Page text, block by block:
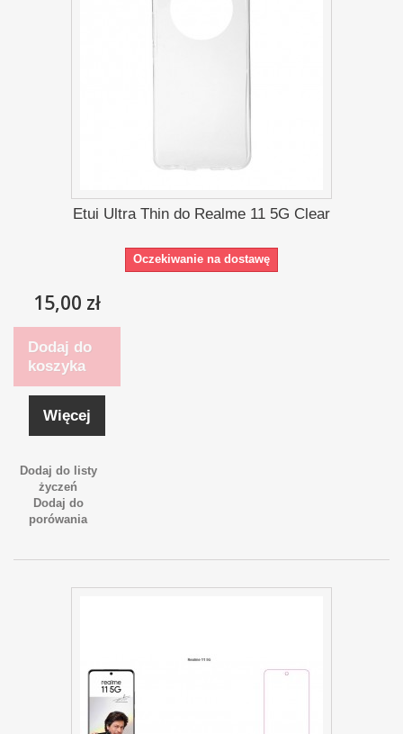
Etui Ultra Thin do Realme 11 5G Clear
Oczekiwanie na dostawę
15,00 zł
Dodaj do
koszyka
Więcej
Dodaj do listy
życzeń
Dodaj do
porówania